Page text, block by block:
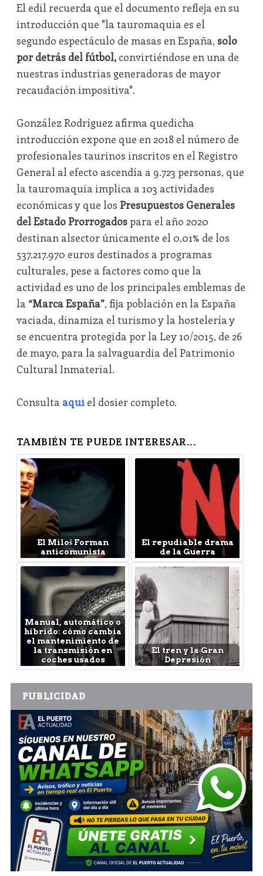
El edil recuerda que el documento refleja en su
introducción que "la tauromaquia es el
segundo espectáculo de masas en España, solo
por detrás del fútbol,convirtiéndose en una de
nuestras industrias generadoras de mayor
recaudación impositiva".
González Rodríguez afirma quedicha
introducción expone que en 2018 el número de
profesionales taurinos inscritos en el Registro
General al efecto ascendía a 9.723 personas, que
la tauromaquia implica a 103 actividades
económicas y que los Presupuestos Generales
del Estado Prorrogadospara el año 2020
destinan alsector únicamente el 0,01% de los
537.217.970 euros destinados a programas
culturales, pese a factores como que la
actividad es uno de los principales emblemas de
la “Marca España”, fija población en la España
vaciada, dinamiza el turismo y la hostelería y
se encuentra protegida por la Ley 10/2015, de 26
de mayo, para la salvaguardia del Patrimonio
Cultural Inmaterial.
Consulta aquíel dosier completo.
TAMBIÉN TE PUEDE INTERESAR...
El Miloš Forman
anticomunista
El repudiable drama
de la Guerra
Manual, automático o
híbrido: cómo cambia
el mantenimiento de
la transmisión en
coches usados
El tren y la Gran
Depresión
PUBLICIDAD